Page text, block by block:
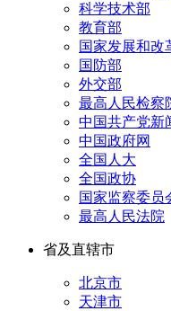
科学技术部
教育部
国家发展和改
国防部
外交部
最高人民检察
中国共产党新
中国政府网
全国人大
全国政协
国家监察委员
最高人民法院
省及直辖市
北京市
天津市